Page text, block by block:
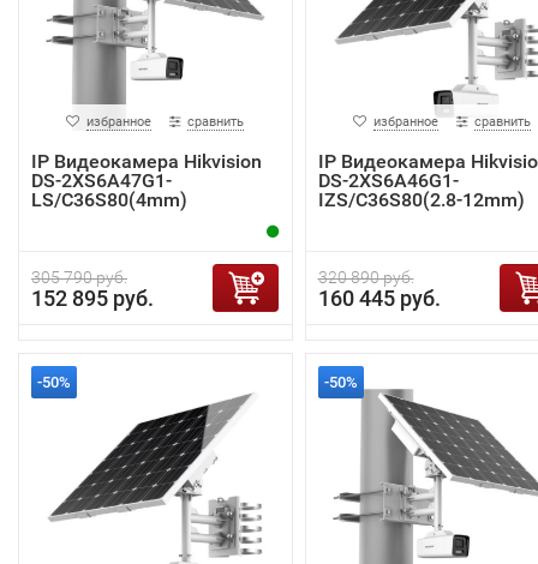
избранное сравнить
IP Видеокамера Hikvision
DS-2XS6A47G1-
LS/C36S80(4mm)
305 790 руб.
152 895 руб.
избранное сравнить
IP Видеокамера
DS-2XS6A46G1-
IZS/C36S80(2.8-12mm)
320 890 руб.
160 445 руб.
-50% -50%